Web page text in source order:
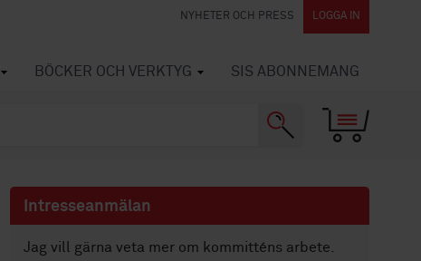
NYHETER OCH PRESS LOGGA IN
BÖCKER OCH VERKTYG SIS ABONNEMANG
Intresseanmälan
Jag vill gärna veta mer om kommitténs arbete.